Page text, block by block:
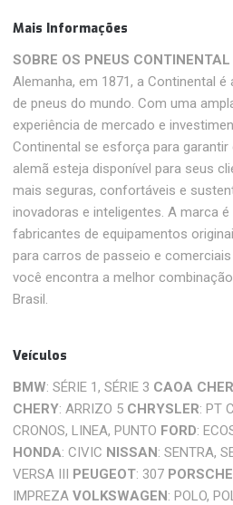
Mais Informações
SOBRE OS PNEUS CONTINENTAL
Alemanha, em 1871, a Continental
de pneus do mundo. Com uma
experiência de mercado e
Continental se esforça para
alemã esteja disponível para seus
mais seguras, confortáveis ​​e
inovadoras e inteligentes. A marca
fabricantes de equipamentos
para carros de passeio e
você encontra a melhor
Brasil.
Veículos
BMW: SÉRIE 1, SÉRIE 3 CAOA
CHERY: ARRIZO 5 CHRYSLER: PT
CRONOS, LINEA, PUNTO FORD:
HONDA: CIVIC NISSAN: SENTRA,
VERSA III PEUGEOT: 307 PORSCHE
IMPREZAVOLKSWAGEN: POLO,